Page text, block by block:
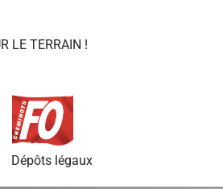
LE TERRAIN !
Dépôts légaux